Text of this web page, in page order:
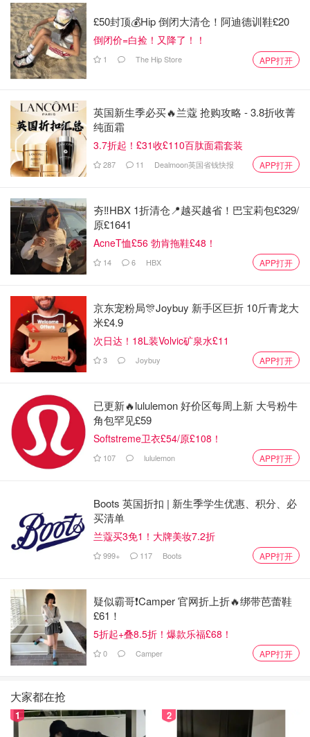
🐻最后出场的当然是怼怼，一看名字就知道这位小朋友不太
正因为有了怼怼，我们才不会一味地示弱，毕竟这个世界不
是傻白甜就能混下来的。
该踢的踢、该怼的怼、该服软的时候装装怂，这样的草莓熊
们才更真实，也更能在生活中扮演好自己的角色。
£50封顶💰Hip 倒闭大清仓！阿迪德训鞋£20
倒闭价=白捡！又降了！！
1 The Hip Store APP打开
英国新生季必买🔥兰蔻 抢购攻略 - 3.8折收菁
纯面霜
3.7折起！£31收£110百肽面霜套装
287 11 Dealmoon英国省钱快报 APP打开
夯‼️HBX 1折清仓📍越买越省！巴宝莉包£329/
原£1641
AcneT恤£56 勃肯拖鞋£48！
14 6 HBX APP打开
京东宠粉局🎊Joybuy 新手区巨折 10斤青龙大
米£4.9
次日达！18L装Volvic矿泉水£11
3 Joybuy APP打开
已更新🔥lululemon 好价区每周上新 大号粉牛
角包罕见£59
Softstreme卫衣£54/原£108！
107 lululemon APP打开
Boots 英国折扣 | 新生季学生优惠、积分、必
买清单
兰蔻买3免1！大牌美妆7.2折
999+ 117 Boots APP打开
疑似霸哥❗️Camper 官网折上折🔥绑带芭蕾鞋
£61！
5折起+叠8.5折！爆款乐福£68！
0 Camper APP打开
大家都在抢
1 2